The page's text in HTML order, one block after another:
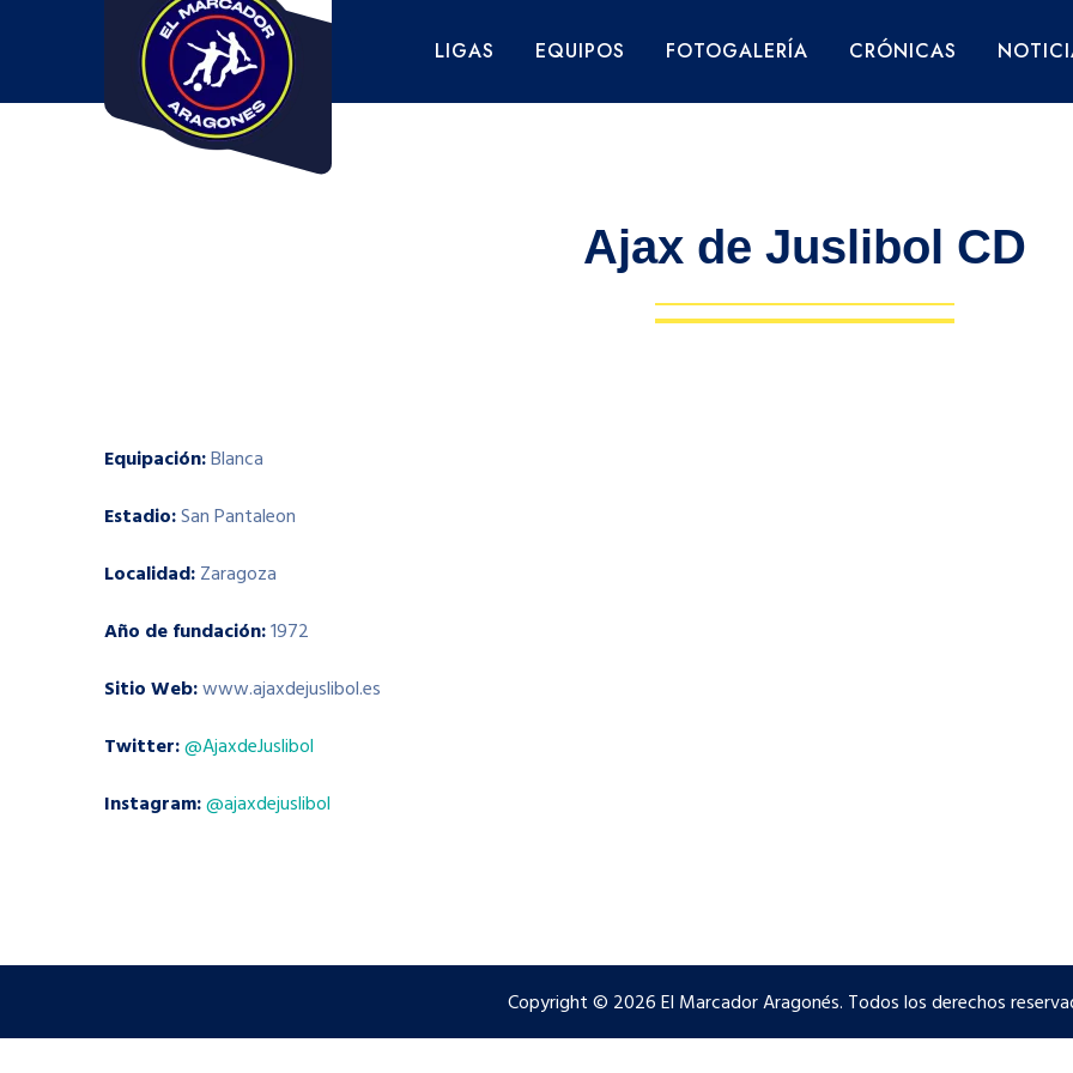
LIGAS EQUIPOS FOTOGALERÍA CRÓNICAS
Ajax de Juslibol CD
Equipación:Blanca
Estadio:San Pantaleon
Localidad:Zaragoza
Año de fundación:1972
Sitio Web:www.ajaxdejuslibol.es
Twitter:@AjaxdeJuslibol
Instagram:@ajaxdejuslibol
Copyright © 2026 El Marcador Aragonés. Todos los derechos